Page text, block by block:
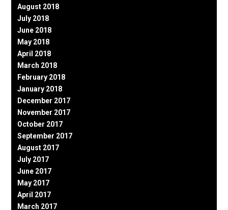
August 2018
July 2018
June 2018
May 2018
April 2018
March 2018
February 2018
January 2018
December 2017
November 2017
October 2017
September 2017
August 2017
July 2017
June 2017
May 2017
April 2017
March 2017